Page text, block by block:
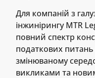
Для компаній з
інжинірингу MTR
повний спектр
податкових
змінюваному
викликами та